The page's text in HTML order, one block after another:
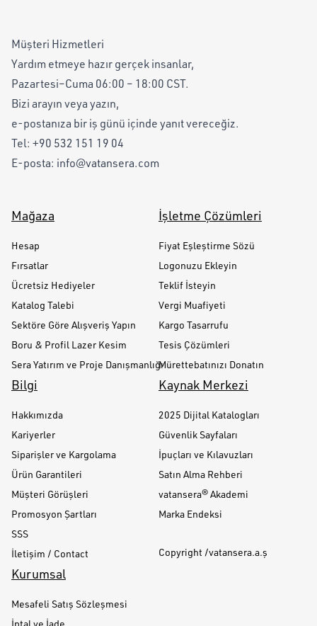
Müşteri Hizmetleri
Yardım etmeye hazır gerçek insanlar,
Pazartesi–Cuma 06:00 – 18:00 CST.
Bizi arayın veya yazın,
e-postanıza bir iş günü içinde yanıt vereceğiz.
Tel: +90 532 151 19 04
E-posta: info@vatansera.com
Mağaza
Hesap
Fırsatlar
Ücretsiz Hediyeler
Katalog Talebi
Sektöre Göre Alışveriş Yapın
Boru & Profil Lazer Kesim
Sera Yatırım ve Proje Danışmanlığı
İşletme Çözümleri
Fiyat Eşleştirme Sözü
Logonuzu Ekleyin
Teklif İsteyin
Vergi Muafiyeti
Kargo Tasarrufu
Tesis Çözümleri
Mürettebatınızı Donatın
Bilgi
Hakkımızda
Kariyerler
Siparişler ve Kargolama
Ürün Garantileri
Müşteri Görüşleri
Promosyon Şartları
SSS
İletişim / Contact
Kaynak Merkezi
2025 Dijital Katalogları
Güvenlik Sayfaları
İpuçları ve Kılavuzları
Satın Alma Rehberi
vatansera® Akademi
Marka Endeksi
Copyright /vatansera.a.ş
Kurumsal
Mesafeli Satış Sözleşmesi
İptal ve İade